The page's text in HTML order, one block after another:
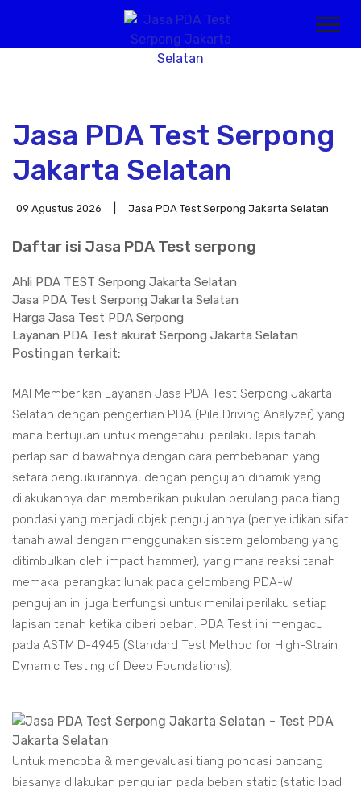
Jasa PDA Test Serpong
Jakarta Selatan
09 Agustus 2026 Jasa PDA Test Serpong Jakarta Selatan
Daftar isi Jasa PDA Test serpong
Ahli PDA TEST Serpong Jakarta Selatan
Jasa PDA Test Serpong Jakarta Selatan
Harga Jasa Test PDA Serpong
Layanan PDA Test akurat Serpong Jakarta Selatan
Postingan terkait:
MAI Memberikan Layanan Jasa PDA Test Serpong Jakarta
Selatan dengan pengertian PDA (Pile Driving Analyzer) yang
mana bertujuan untuk mengetahui perilaku lapis tanah
perlapisan dibawahnya dengan cara pembebanan yang
setara pengukurannya, dengan pengujian dinamik yang
dilakukannya dan memberikan pukulan berulang pada tiang
pondasi yang menjadi objek pengujiannya (penyelidikan sifat
tanah awal dengan menggunakan sistem gelombang yang
ditimbulkan oleh impact hammer), yang mana reaksi tanah
memakai perangkat lunak pada gelombang PDA-W
pengujian ini juga berfungsi untuk menilai perilaku setiap
lapisan tanah ketika diberi beban. PDA Test ini mengacu
pada ASTM D-4945 (Standard Test Method for High-Strain
Dynamic Testing of Deep Foundations).
Untuk mencoba & mengevaluasi tiang pondasi pancang
biasanya dilakukan pengujian pada beban static (static load